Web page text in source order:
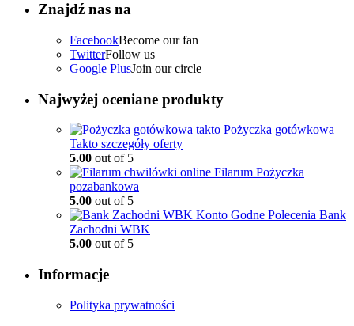
Znajdź nas na
FacebookBecome our fan
TwitterFollow us
Google PlusJoin our circle
Najwyżej oceniane produkty
Pożyczka gotówkowa
Takto szczegóły oferty
5.00 out of 5
Filarum Pożyczka
pozabankowa
5.00 out of 5
Konto Godne Polecenia Bank
Zachodni WBK
5.00 out of 5
Informacje
Polityka prywatności